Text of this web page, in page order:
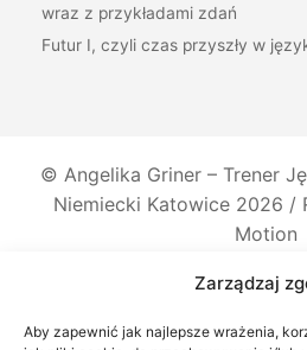
Zarządzaj
Aby zapewnić jak najlepsze wrażenia,
wraz z przykładami zdań
Futur I, czyli czas przyszły w
© Angelika Griner – Trener
Niemiecki Katowice2026 /
Motion